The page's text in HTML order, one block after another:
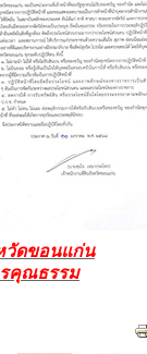
วัดขอนแก่น
รคุณธรรม